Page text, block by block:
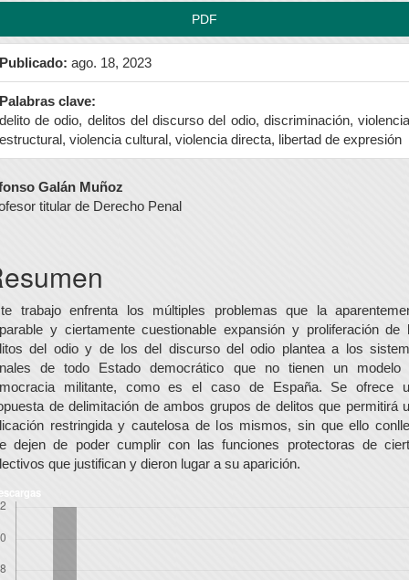
PDF
Publicado: ago. 18, 2023
Palabras clave:
delito de odio, delitos del discurso del odio, discriminación, violencia
estructural, violencia cultural, violencia directa, libertad de expresión
Galán Muñoz
titular de Derecho Penal
trabajo enfrenta los múltiples problemas que la
y ciertamente cuestionable expansión y proliferación de
del odio y de los del discurso del odio plantea a los
de todo Estado democrático que no tienen un modelo
militante, como es el caso de España. Se ofrece
de delimitación de ambos grupos de delitos que permitirá
restringida y cautelosa de los mismos, sin que ello
dejen de poder cumplir con las funciones protectoras de
que justifican y dieron lugar a su aparición.